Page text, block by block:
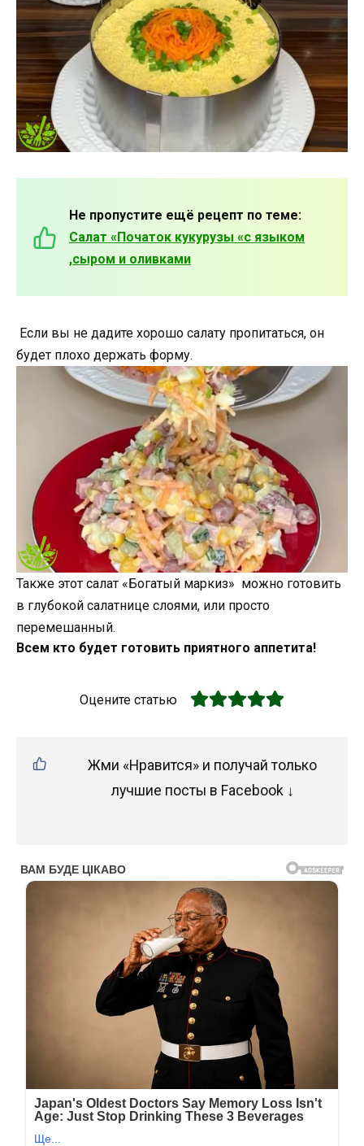
Не пропустите ещё рецепт по теме:
Салат «Початок кукурузы «с языком
,сыром и оливками
Если вы не дадите хорошо салату пропитаться, он
будет плохо держать форму.
Также этот салат «Богатый маркиз» можно готовить
в глубокой салатнице слоями, или просто
перемешанный.
Всем кто будет готовить приятного аппетита!
Оцените статью
Жми «Нравится» и получай только
лучшие посты в Facebook ↓